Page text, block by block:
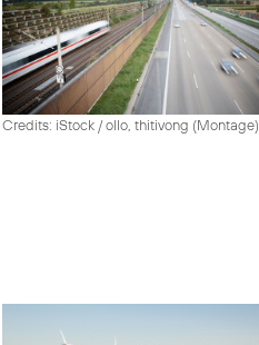
Credits: iStock / ollo, thitivong (Montage)